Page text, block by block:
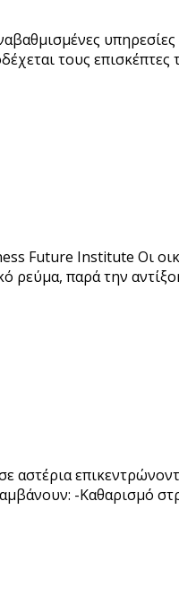
τους
Future Institute Οι
ρεύμα, παρά την
-Καθαρισμό